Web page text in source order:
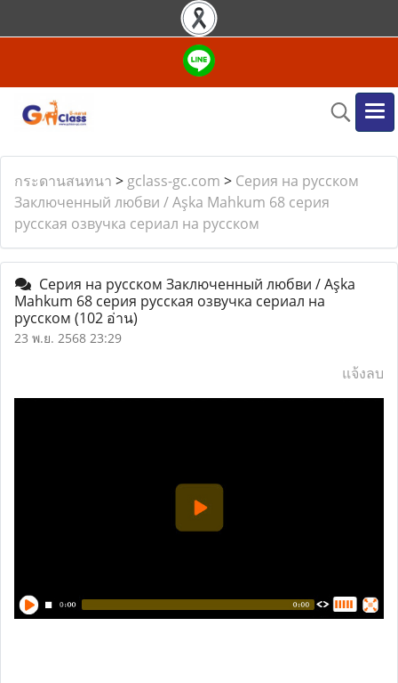
กระดานสนทนา > gclass-gc.com > Серия на русском
Заключенный любви / Aşka Mahkum 68 серия
русская озвучка сериал на русском
Серия на русском Заключенный любви / Aşka
Mahkum 68 серия русская озвучка сериал на
русском (102 อ่าน)
23 พ.ย. 2568 23:29
แจ้งลบ